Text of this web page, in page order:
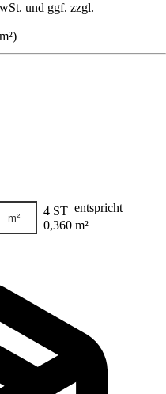
und ggf. zzgl.
m²)
m² 4 ST entspricht
0,360 m²